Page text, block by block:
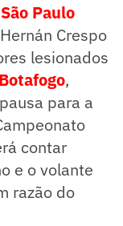
São Paulo
Crespo
lesionados
Botafogo,
para a
contar
e o volante
razão do